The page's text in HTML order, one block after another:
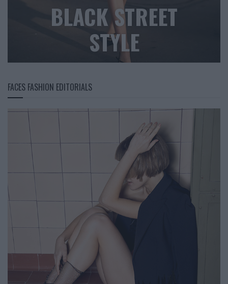
BLACK STREET
STYLE
FACES FASHION EDITORIALS